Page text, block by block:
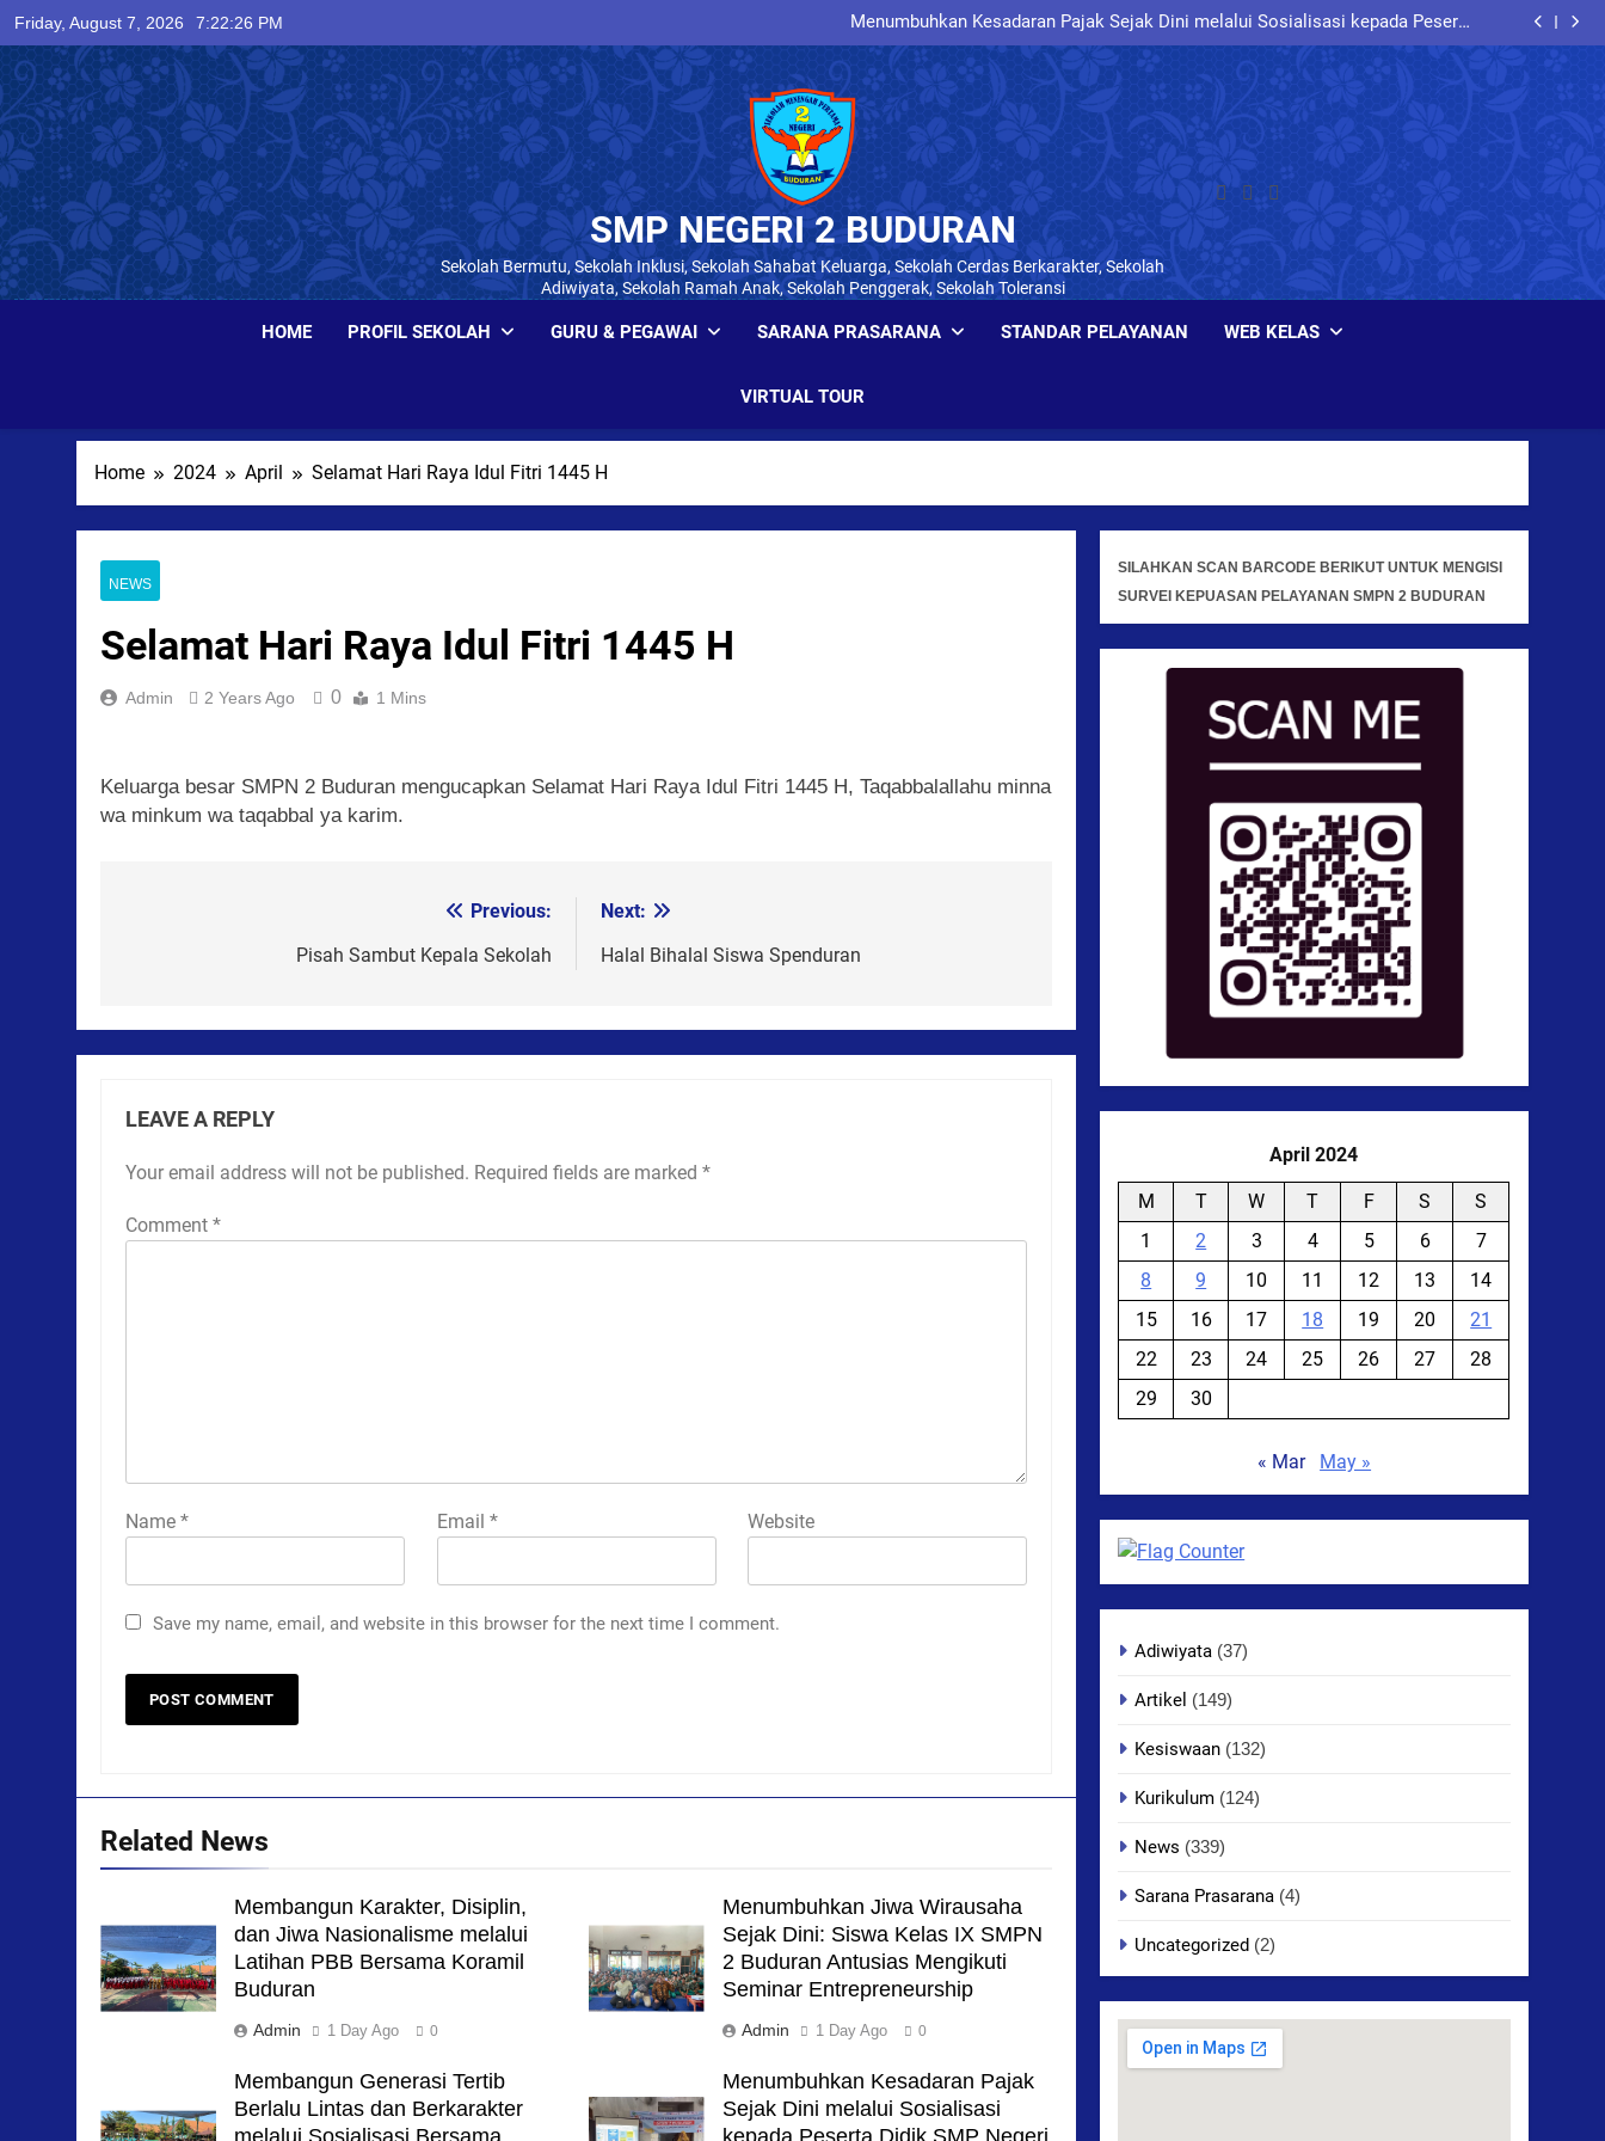
Skip
to
content
Friday, August 7, 2026 7:22:26 PM
Bersama Polresta Sidoarjo
Menumbuhkan Kesadaran Pajak Sejak Dini melalui Sosialisasi kepada Peserta
Didik SMP Negeri 2 Buduran
Bersama Koramil Buduran
Menumbuhkan Jiwa Wirausaha Sejak Dini: Siswa Kelas IX SMPN 2 Buduran
Antusias Mengikuti Seminar Entrepreneurship
Membangun Generasi Tertib Berlalu Lintas dan Berkarakter melalui Sosialisasi
Bersama Polresta Sidoarjo
Menumbuhkan Kesadaran Pajak Sejak Dini melalui Sosialisasi kepada Peserta
Didik SMP Negeri 2 Buduran
SMP NEGERI 2 BUDURAN
Sekolah Bermutu, Sekolah Inklusi, Sekolah Sahabat Keluarga, Sekolah Cerdas Berkarakter, Sekolah
Adiwiyata, Sekolah Ramah Anak, Sekolah Penggerak, Sekolah Toleransi
HOME PROFIL SEKOLAH GURU & PEGAWAI SARANA PRASARANA STANDAR PELAYANAN WEB KELAS
VIRTUAL TOUR
Home 2024 April Selamat Hari Raya Idul Fitri 1445 H
NEWS
Selamat Hari Raya Idul Fitri 1445 H
Admin 2 Years Ago 0 1 Mins
Keluarga besar SMPN 2 Buduran mengucapkan Selamat Hari Raya Idul Fitri 1445 H, Taqabbalallahu minna
wa minkum wa taqabbal ya karim.
Previous:
Pisah Sambut Kepala Sekolah
Next:
Halal Bihalal Siswa Spenduran
LEAVE A REPLY
Your email address will not be published. Required fields are marked *
Comment *
Name * Email * Website
Save my name, email, and website in this browser for the next time I comment.
Related News
Membangun Karakter, Disiplin,
dan Jiwa Nasionalisme melalui
Latihan PBB Bersama Koramil
Buduran
Admin 1 Day Ago 0
Menumbuhkan Jiwa Wirausaha
Sejak Dini: Siswa Kelas IX SMPN
2 Buduran Antusias Mengikuti
Seminar Entrepreneurship
Admin 1 Day Ago 0
Membangun Generasi Tertib
Berlalu Lintas dan Berkarakter
melalui Sosialisasi Bersama
Menumbuhkan Kesadaran Pajak
Sejak Dini melalui Sosialisasi
kepada Peserta Didik SMP Negeri
SILAHKAN SCAN BARCODE BERIKUT UNTUK MENGISI
SURVEI KEPUASAN PELAYANAN SMPN 2 BUDURAN
April 2024
M T W T F S
S
1
2 3 4 5 6
7
8
9 10 11 12 13
14
15
16 17 18 19 20
21
22
23 24 25 26 27
28
29
30
« Mar May »
Adiwiyata (37)
Artikel (149)
Kesiswaan (132)
Kurikulum (124)
News (339)
Sarana Prasarana (4)
Uncategorized (2)